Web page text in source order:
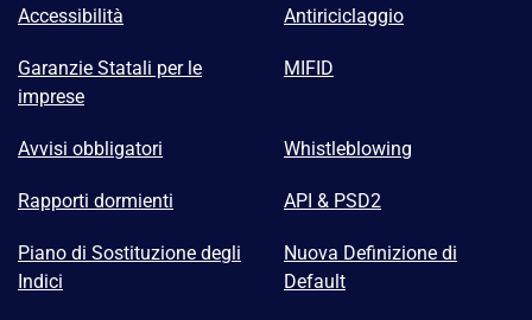
Accessibilità Antiriciclaggio
Garanzie Statali per le
imprese
MIFID
Avvisi obbligatori Whistleblowing
Rapporti dormienti API & PSD2
Piano di Sostituzione degli
Indici
Nuova Definizione di
Default